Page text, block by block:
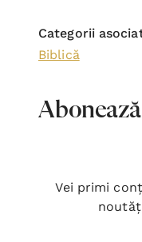
Categorii
Biblică
Vei primi